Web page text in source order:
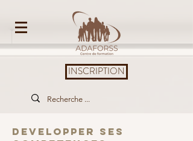
INSCRIPTION
DEVELOPPER SES